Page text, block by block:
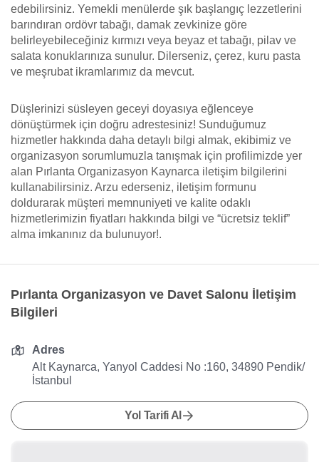
edebilirsiniz. Yemekli menülerde şık başlangıç lezzetlerini
barındıran ordövr tabağı, damak zevkinize göre
belirleyebileceğiniz kırmızı veya beyaz et tabağı, pilav ve
salata konuklarınıza sunulur. Dilerseniz, çerez, kuru pasta
ve meşrubat ikramlarımız da mevcut.
Düşlerinizi süsleyen geceyi doyasıya eğlenceye
dönüştürmek için doğru adrestesiniz! Sunduğumuz
hizmetler hakkında daha detaylı bilgi almak, ekibimiz ve
organizasyon sorumlumuzla tanışmak için profilimizde yer
alan Pırlanta Organizasyon Kaynarca iletişim bilgilerini
kullanabilirsiniz. Arzu ederseniz, iletişim formunu
doldurarak müşteri memnuniyeti ve kalite odaklı
hizmetlerimizin fiyatları hakkında bilgi ve “ücretsiz teklif”
alma imkanınız da bulunuyor!.
Pırlanta Organizasyon ve Davet Salonu İletişim
Bilgileri
Adres
Alt Kaynarca, Yanyol Caddesi No :160, 34890 Pendik/
İstanbul
Yol Tarifi Al